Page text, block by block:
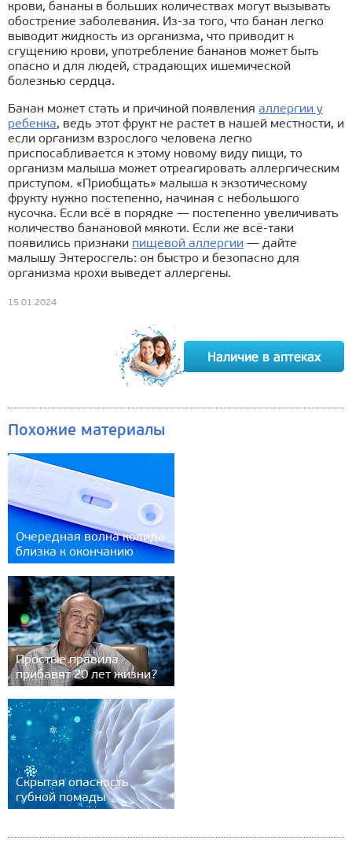
крови, бананы в больших количествах могут вызывать
обострение заболевания. Из-за того, что банан легко
выводит жидкость из организма, что приводит к
сгущению крови, употребление бананов может быть
опасно и для людей, страдающих ишемической
болезнью сердца.
Банан может стать и причиной появления аллергии у
ребенка, ведь этот фрукт не растет в нашей местности, и
если организм взрослого человека легко
приспосабливается к этому новому виду пищи, то
организм малыша может отреагировать аллергическим
приступом. «Приобщать» малыша к экзотическому
фрукту нужно постепенно, начиная с небольшого
кусочка. Если всё в порядке — постепенно увеличивать
количество банановой мякоти. Если же всё-таки
появились признаки пищевой аллергии — дайте
малышу Энтеросгель: он быстро и безопасно для
организма крохи выведет аллергены.
15.01.2024
Похожие материалы
Очередная волна ковида
близка к окончанию
Простые правила
прибавят 20 лет жизни?
Скрытая опасность
губной помады